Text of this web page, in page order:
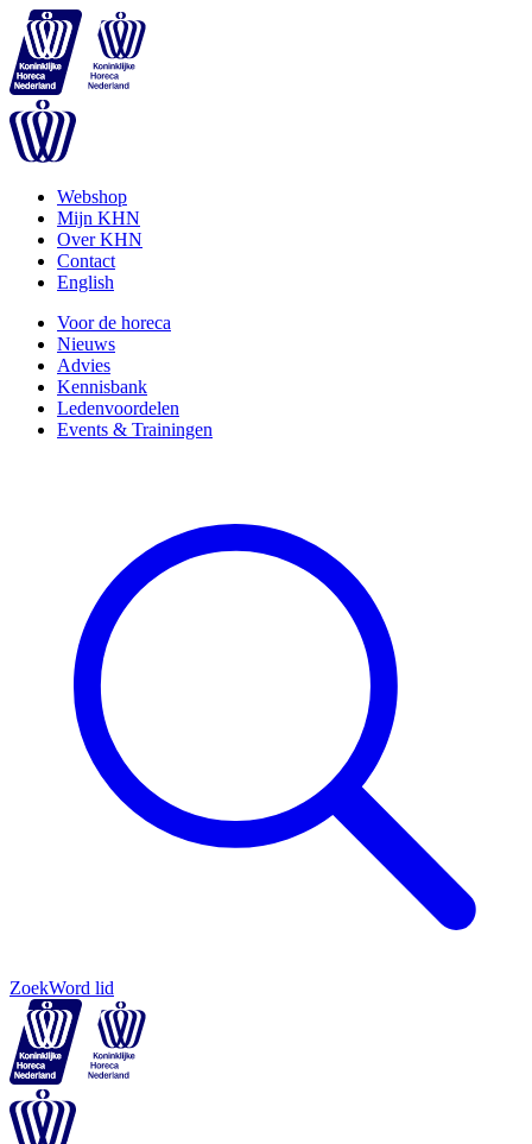
Webshop
Mijn KHN
Over KHN
Contact
English
Voor de horeca
Nieuws
Advies
Kennisbank
Ledenvoordelen
Events & Trainingen
ZoekWord lid